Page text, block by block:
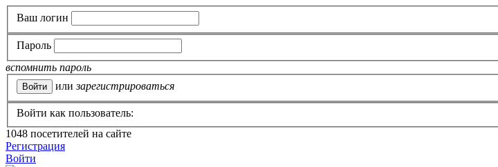
Ваш логин
Пароль
вспомнить пароль
или зарегистрироваться
Войти как пользователь:
1048 посетителей на сайте
Регистрация
Войти